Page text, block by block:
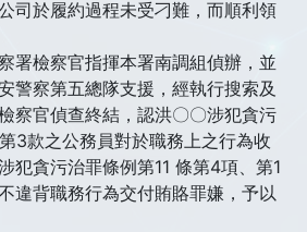
司於履約過程未受刁難，而順利領
署檢察官指揮本署南調組偵辦，並
警察第五總隊支援，經執行搜索及
察官偵查終結，認洪〇〇涉犯貪污
3款之公務員對於職務上之行為收
犯貪污治罪條例第11 條第4項、第1
違背職務行為交付賄賂罪嫌，予以